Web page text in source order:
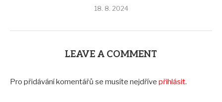
18. 8. 2024
LEAVE A COMMENT
Pro přidávání komentářů se musíte nejdříve přihlásit.